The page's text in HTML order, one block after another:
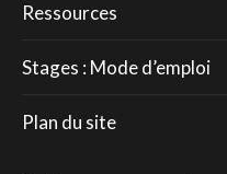
Ressources
Stages : Mode d’emploi
Plan du site